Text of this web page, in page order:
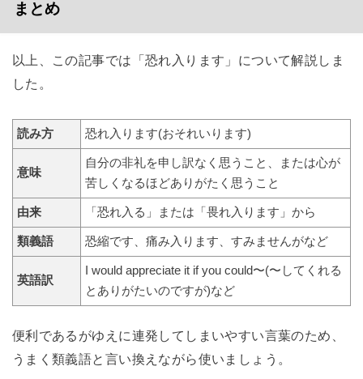
まとめ
以上、この記事では「恐れ入ります」について解説しま
した。
読み方 恐れ入ります(おそれいります)
意味
自分の非礼を申し訳なく思うこと、または心が
苦しくなるほどありがたく思うこと
由来 「恐れ入る」または「畏れ入ります」から
類義語 恐縮です、痛み入ります、すみませんがなど
英語訳
I would appreciate it if you could〜(〜してくれる
とありがたいのですが)など
便利であるがゆえに連発してしまいやすい言葉のため、
うまく類義語と言い換えながら使いましょう。